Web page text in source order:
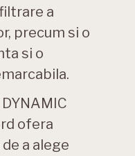
a
precum si o
si o
ofera
a alege